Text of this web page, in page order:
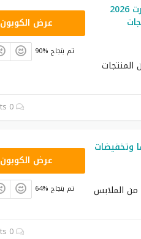
كوبون خصم فيكتوريا سيكرت 2026
عرض الكوبون
90% تم بنجاح
وتخفيضات
الملابس
عرض الكوبون
64% تم بنجاح